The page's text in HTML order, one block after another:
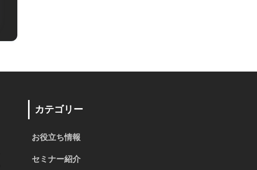
カテゴリー
お役立ち情報
セミナー紹介